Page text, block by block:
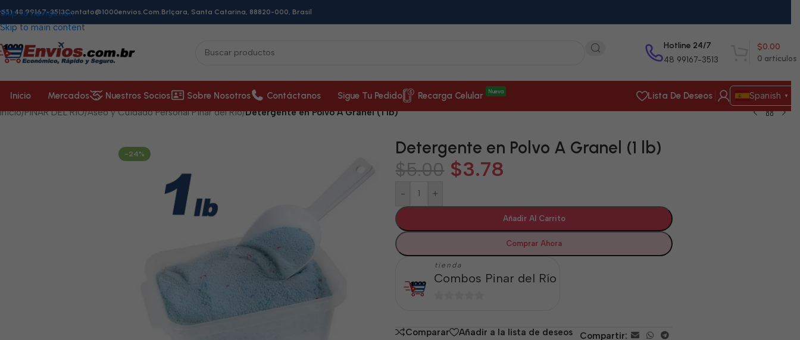
Skip to navigation
Skip to main content
48 99167-3513Contato@1000envios.com.brIçara, Santa Catarina, 88820-000, Brasil
Hotline 24/7
48 99167-3513 0 artículos
$0.00
Inicio Mercados Nuestros Socios Sobre Nosotros Contáctanos Sigue Tu Pedido Recarga Celular Nueva Lista De Deseos Spanish ▼
Inicio/PINAR DEL RÍO/Aseo y Cuidado Personal Pinar del Río/Detergente en Polvo A Granel (1 lb)
-24% Detergente en Polvo A Granel (1 lb)
$5.00 $3.78
- +
Añadir Al Carrito
Comprar Ahora
tienda
Combos Pinar del Río
5
Comparar Añadir a la lista de deseos Compartir: